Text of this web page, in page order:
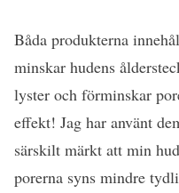
Båda produkterna
minskar hudens
lyster och förminskar
effekt! Jag har använt
särskilt märkt att min
porerna syns mindre